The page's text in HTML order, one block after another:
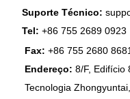
Suporte Técnico:
Tel: +86 755 2689 0923
Fax: +86 755 2680 8681
Endereço: 8/F, Edifício
Tecnologia